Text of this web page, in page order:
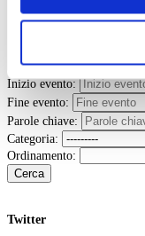
navigazione senza
il tuo consenso
Inizio evento:
Fine evento:
Parole chiave:
Categoria:
Ordinamento:
Cerca
Twitter